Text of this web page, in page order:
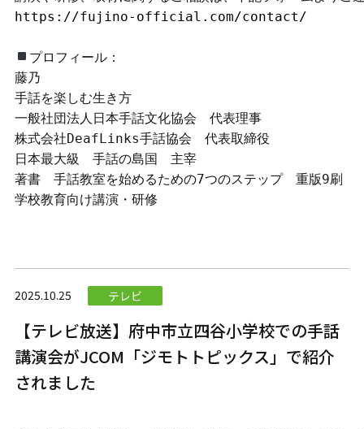
https://fujino-official.com/contact/
プロフィール：
藤乃
手話を楽しむ生き方
一般社団法人日本手話文化協会　代表理事
株式会社DeafLinks手話協会　代表取締役
日本最大級　手話の島国　主宰
著書　手話教室を始めるための7つのステップ　重版9刷
学校教育向け講演・研修
2025.10.25 テレビ
【テレビ放送】府中市立四谷小学校での手話
講演会がJCOM「ジモトトピックス」で紹介
されました